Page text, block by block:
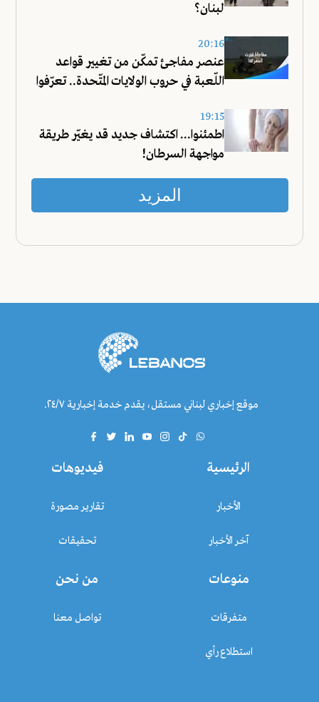
لبنان؟
20:16
عنصر مفاجئ تمكّن من تغيير قواعد
اللّعبة في حروب الولايات المتّحدة.. تعرّفوا
19:15
اطمئنوا... اكتشاف جديد قد يغيّر طريقة
مواجهة السرطان!
المزيد
موقع إخباري لبناني مستقل، يقدم خدمة إخبارية ٢٤/٧.
الرئيسية
الأخبار
آخر الأخبار
فيديوهات
تقارير مصورة
تحقيقات
منوعات
متفرقات
استطلاع رأي
من نحن
تواصل معنا